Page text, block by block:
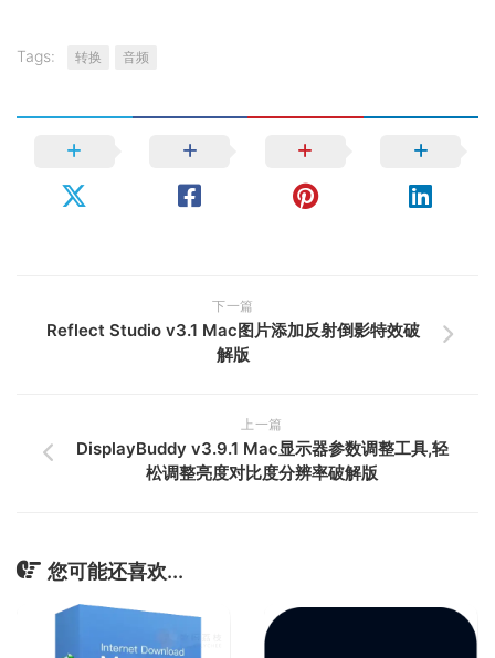
Tags: 转换 音频
下一篇
Reflect Studio v3.1 Mac图片添加反射倒影特效破
解版
上一篇
DisplayBuddy v3.9.1 Mac显示器参数调整工具,轻
松调整亮度对比度分辨率破解版
您可能还喜欢...